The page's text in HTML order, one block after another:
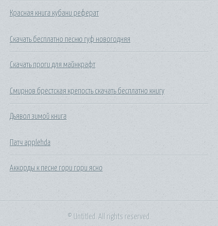
Красная книга кубани реферат
Скачать бесплатно песню гуф новогодняя
Скачать проги для майнкрафт
Смирнов брестская крепость скачать бесплатно книгу
Дьявол зимой книга
Патч applehda
Аккорды к песне гори гори ясно
© Untitled. All rights reserved.